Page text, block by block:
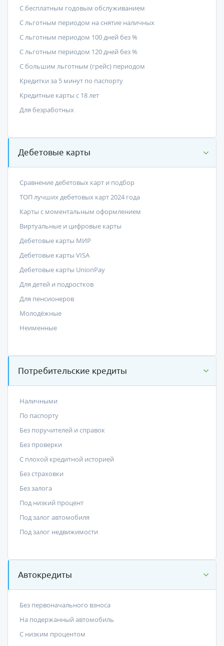
С бесплатным годовым обслуживанием
С льготным периодом на снятие наличных
С льготным периодом 100 дней без %
С льготным периодом 120 дней без %
С большим льготным (грейс) периодом
Кредитки за 5 минут по паспорту
Кредитные карты с 18 лет
Для безработных
Дебетовые карты
Сравнение дебетовых карт и подбор
ТОП лучших дебетовых карт 2024 года
Карты с моментальным оформлением
Виртуальные и цифровые карты
Дебетовые карты МИР
Дебетовые карты VISA
Дебетовые карты UnionPay
Для детей и подростков
Для пенсионеров
Молодёжные
Неименные
Потребительские кредиты
Наличными
По паспорту
Без поручителей и справок
Без проверки
С плохой кредитной историей
Без страховки
Без залога
Под низкий процент
Под залог автомобиля
Под залог недвижимости
Автокредиты
Без первоначального взноса
На подержанный автомобиль
С низким процентом